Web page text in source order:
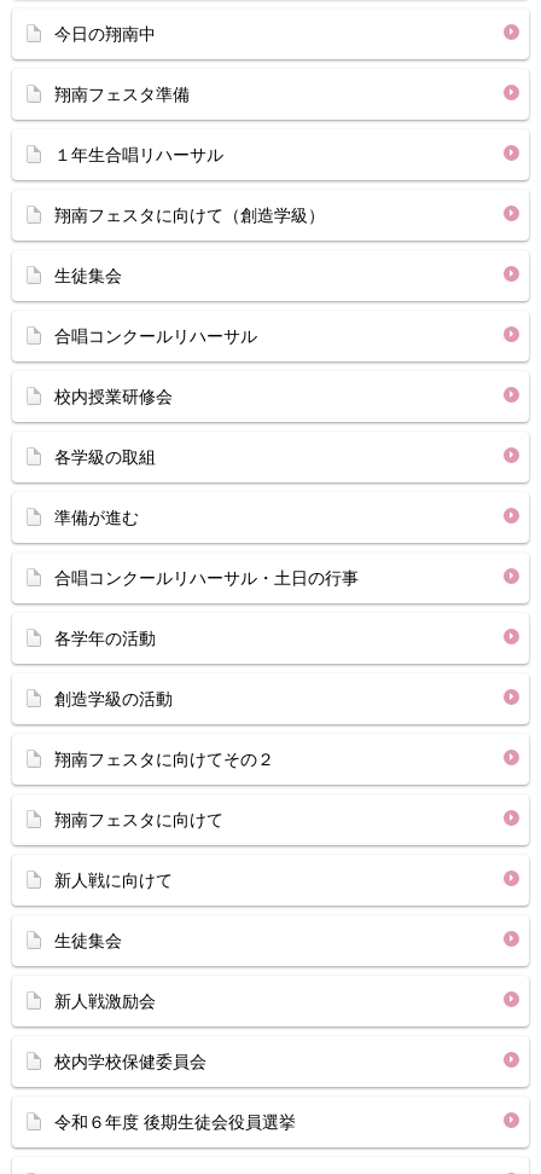
今日の翔南中
翔南フェスタ準備
１年生合唱リハーサル
翔南フェスタに向けて（創造学級）
生徒集会
合唱コンクールリハーサル
校内授業研修会
各学級の取組
準備が進む
合唱コンクールリハーサル・土日の行事
各学年の活動
創造学級の活動
翔南フェスタに向けてその２
翔南フェスタに向けて
新人戦に向けて
生徒集会
新人戦激励会
校内学校保健委員会
令和６年度 後期生徒会役員選挙